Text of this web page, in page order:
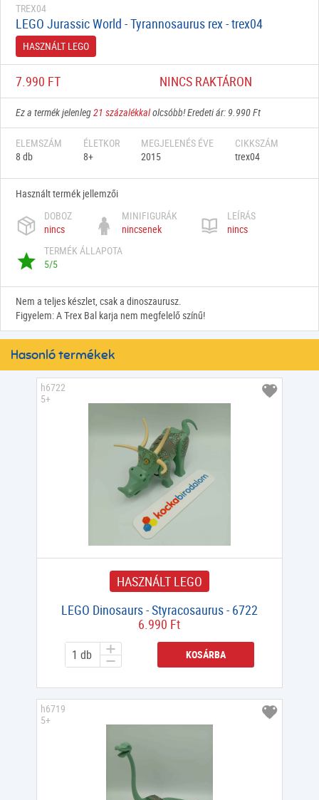
TREX04
LEGO Jurassic World - Tyrannosaurus rex - trex04
HASZNÁLT LEGO
7.990 FT NINCS RAKTÁRON
Ez a termék jelenleg21 százalékkalolcsóbb! Eredeti ár: 9.990 Ft
ELEMSZÁM
8 db
ÉLETKOR
8+
MEGJELENÉS ÉVE
2015
CIKKSZÁM
trex04
Használt termék jellemzői
DOBOZ
nincs
MINIFIGURÁK
nincsenek
LEÍRÁS
nincs
TERMÉK ÁLLAPOTA
5/5
Nem a teljes készlet, csak a dinoszaurusz.
Figyelem: A T-rex Bal karja nem megfelelő színű!
Hasonló termékek
HASZNÁLT LEGO
LEGO Dinosaurs - Styracosaurus - 6722
6.990 Ft
KOSÁRBA
h6722
5+
h6719
5+